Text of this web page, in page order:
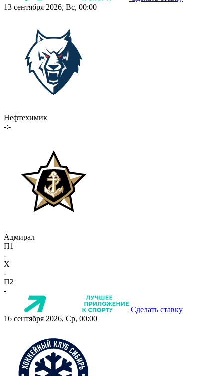
13 сентября 2026, Вс, 00:00
Нефтехимик
-:-
Адмирал
П1
-
X
-
П2
-
Сделать ставку
16 сентября 2026, Ср, 00:00